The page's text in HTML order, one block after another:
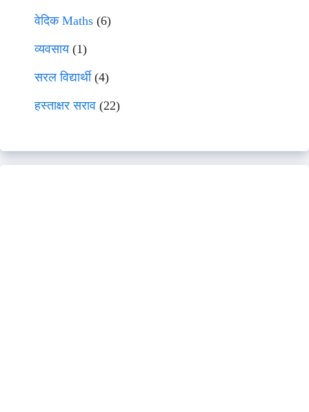
वेदिक Maths (6)
व्यवसाय(1)
सरल विद्यार्थी(4)
हस्ताक्षर सराव (22)